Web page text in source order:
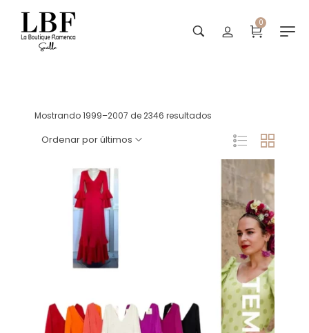
0
Mostrando 1999–2007 de 2346 resultados
Ordenar por últimos